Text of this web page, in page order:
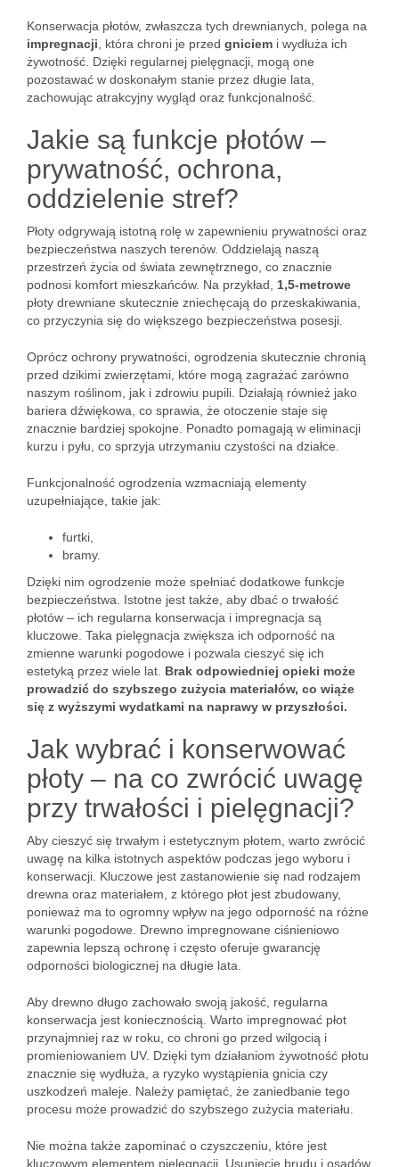
Konserwacja płotów, zwłaszcza tych drewnianych, polega na
impregnacji , która chroni je przed gniciem i wydłuża ich
żywotność. Dzięki regularnej pielęgnacji, mogą one
pozostawać w doskonałym stanie przez długie lata,
zachowując atrakcyjny wygląd oraz funkcjonalność.
Jakie są funkcje płotów –
prywatność, ochrona,
oddzielenie stref?
Płoty odgrywają istotną rolę w zapewnieniu prywatności oraz
bezpieczeństwa naszych terenów. Oddzielają naszą
przestrzeń życia od świata zewnętrznego, co znacznie
podnosi komfort mieszkańców. Na przykład, 1,5-metrowe
płoty drewniane skutecznie zniechęcają do przeskakiwania,
co przyczynia się do większego bezpieczeństwa posesji.
Oprócz ochrony prywatności, ogrodzenia skutecznie chronią
przed dzikimi zwierzętami, które mogą zagrażać zarówno
naszym roślinom, jak i zdrowiu pupili. Działają również jako
bariera dźwiękowa, co sprawia, że otoczenie staje się
znacznie bardziej spokojne. Ponadto pomagają w eliminacji
kurzu i pyłu, co sprzyja utrzymaniu czystości na działce.
Funkcjonalność ogrodzenia wzmacniają elementy
uzupełniające, takie jak:
furtki,
bramy.
Dzięki nim ogrodzenie może spełniać dodatkowe funkcje
bezpieczeństwa. Istotne jest także, aby dbać o trwałość
płotów – ich regularna konserwacja i impregnacja są
kluczowe. Taka pielęgnacja zwiększa ich odporność na
zmienne warunki pogodowe i pozwala cieszyć się ich
estetyką przez wiele lat. Brak odpowiedniej opieki może
prowadzić do szybszego zużycia materiałów, co wiąże
się z wyższymi wydatkami na naprawy w przyszłości.
Jak wybrać i konserwować
płoty – na co zwrócić uwagę
przy trwałości i pielęgnacji?
Aby cieszyć się trwałym i estetycznym płotem, warto zwrócić
uwagę na kilka istotnych aspektów podczas jego wyboru i
konserwacji. Kluczowe jest zastanowienie się nad rodzajem
drewna oraz materiałem, z którego płot jest zbudowany,
ponieważ ma to ogromny wpływ na jego odporność na różne
warunki pogodowe. Drewno impregnowane ciśnieniowo
zapewnia lepszą ochronę i często oferuje gwarancję
odporności biologicznej na długie lata.
Aby drewno długo zachowało swoją jakość, regularna
konserwacja jest koniecznością. Warto impregnować płot
przynajmniej raz w roku, co chroni go przed wilgocią i
promieniowaniem UV. Dzięki tym działaniom żywotność płotu
znacznie się wydłuża, a ryzyko wystąpienia gnicia czy
uszkodzeń maleje. Należy pamiętać, że zaniedbanie tego
procesu może prowadzić do szybszego zużycia materiału.
Nie można także zapominać o czyszczeniu, które jest
kluczowym elementem pielęgnacji. Usunięcie brudu i osadów